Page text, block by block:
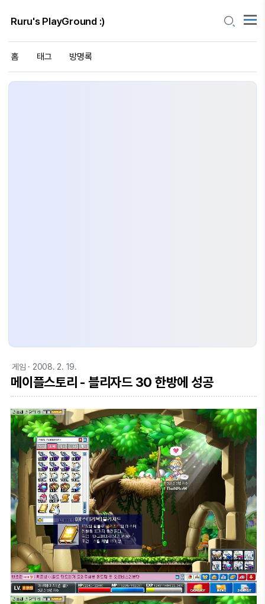
Ruru's PlayGround :)
홈 태그 방명록
게임 · 2008. 2. 19.
메이플스토리 - 블리자드 30 한방에 성공